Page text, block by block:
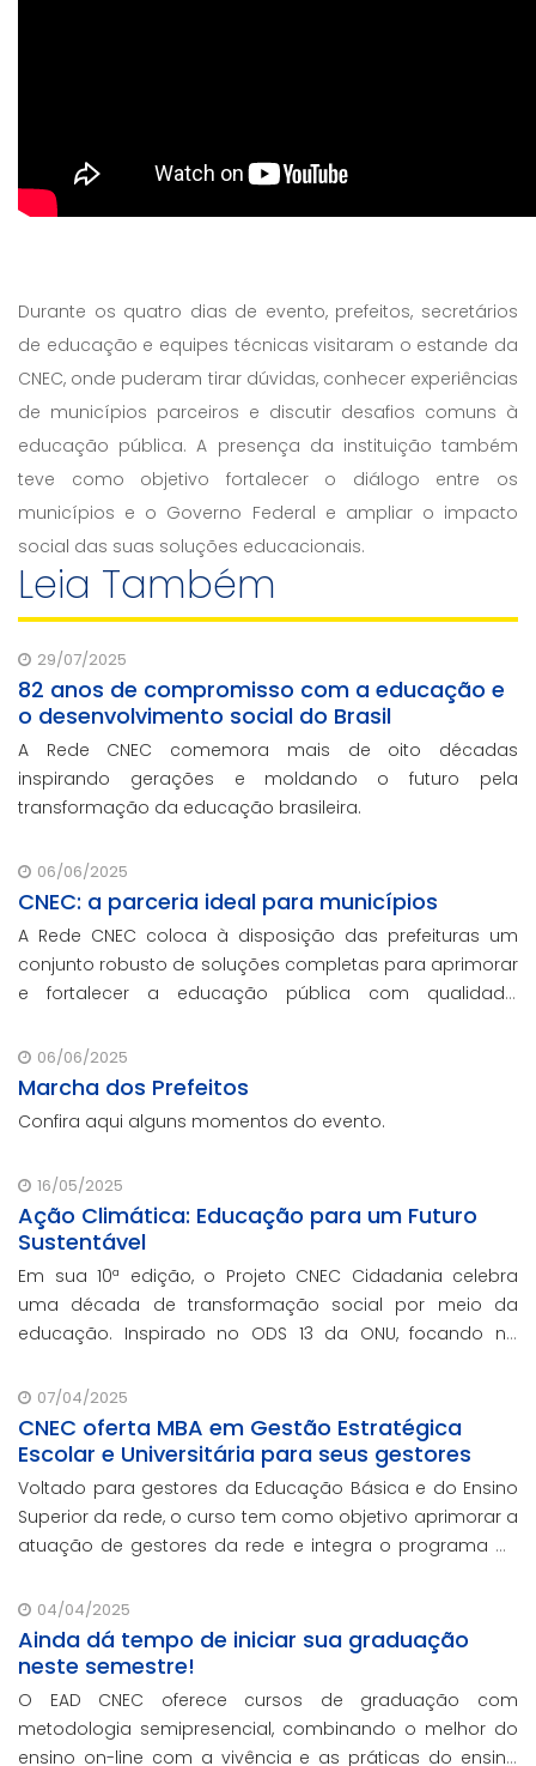
Durante os quatro dias de evento, prefeitos, secretários
de educação e equipes técnicas visitaram o estande da
CNEC, onde puderam tirar dúvidas, conhecer experiências
de municípios parceiros e discutir desafios comuns à
educação pública. A presença da instituição também
teve como objetivo fortalecer o diálogo entre os
municípios e o Governo Federal e ampliar o impacto
social das suas soluções educacionais.
Leia Também
29/07/2025
82 anos de compromisso com a educação e
o desenvolvimento social do Brasil
A Rede CNEC comemora mais de oito décadas
inspirando gerações e moldando o futuro pela
transformação da educação brasileira.
06/06/2025
CNEC: a parceria ideal para municípios
A Rede CNEC coloca à disposição das prefeituras um
conjunto robusto de soluções completas para aprimorar
e fortalecer a educação pública com qualidade,
que não participaram da Marcha dos Prefeitos
06/06/2025
Marcha dos Prefeitos
Confira aqui alguns momentos do evento.
16/05/2025
Ação Climática: Educação para um Futuro
Sustentável
Em sua 10ª edição, o Projeto CNEC Cidadania celebra
uma década de transformação social por meio da
educação. Inspirado no ODS 13 da ONU, focando no
promoção da sustentabilidade.
07/04/2025
CNEC oferta MBA em Gestão Estratégica
Escolar e Universitária para seus gestores
Voltado para gestores da Educação Básica e do Ensino
Superior da rede, o curso tem como objetivo aprimorar a
atuação de gestores da rede e integra o programa de
contando com o oferecimento gratuito da Re
04/04/2025
Ainda dá tempo de iniciar sua graduação
neste semestre!
O EAD CNEC oferece cursos de graduação com
metodologia semipresencial, combinando o melhor do
ensino on-line com a vivência e as práticas do ensino